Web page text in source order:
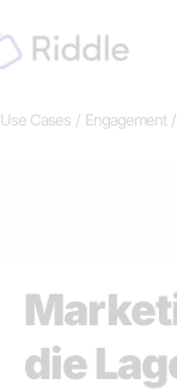
Use Cases Engagement
die